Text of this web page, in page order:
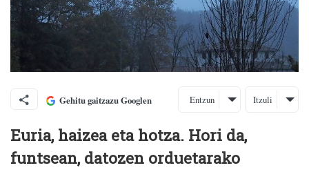
Gehitu gaitzazu Googlen Entzun Itzuli
Euria, haizea eta hotza. Hori da,
funtsean, datozen orduetarako